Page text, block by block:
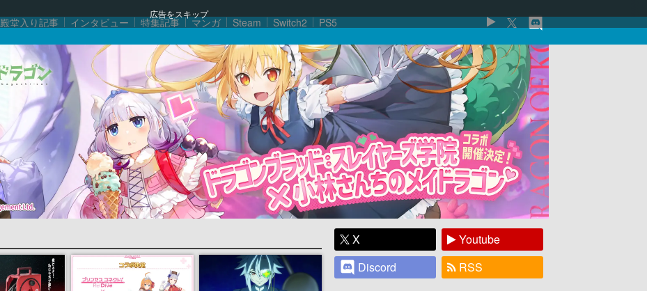
広告をスキップ
殿堂入り記事 インタビュー 特集記事 マンガ Steam Switch2 PS5
X
Youtube
Discord
RSS